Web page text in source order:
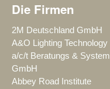
Die Firmen
2M Deutschland GmbH
A&O Lighting Technology
a/c/t Beratungs & System
GmbH
Abbey Road Institute